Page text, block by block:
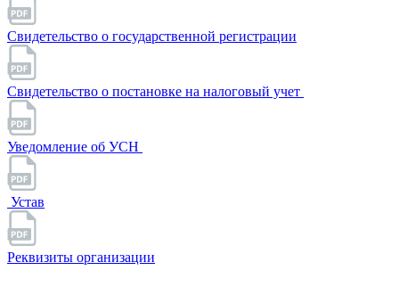
Свидетельство о государственной регистрации
Свидетельство о постановке на налоговый учет
Уведомление об УСН
Устав
Реквизиты организации